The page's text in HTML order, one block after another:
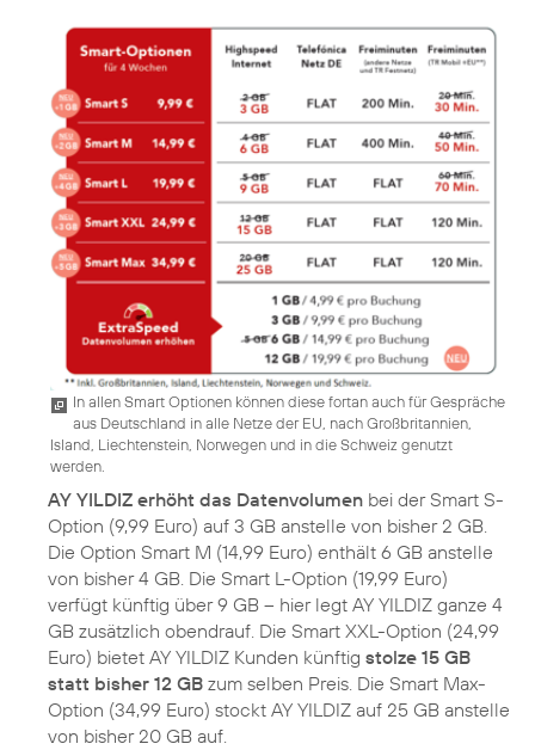
In allen Smart Optionen können diese fortan auch für Gespräche
aus Deutschland in alle Netze der EU, nach Großbritannien,
Island, Liechtenstein, Norwegen und in die Schweiz genutzt
werden.
AY YILDIZ erhöht das Datenvolumen bei der Smart S-
Option (9,99 Euro) auf 3 GB anstelle von bisher 2 GB.
Die Option Smart M (14,99 Euro) enthält 6 GB anstelle
von bisher 4 GB. Die Smart L-Option (19,99 Euro)
verfügt künftig über 9 GB – hier legt AY YILDIZ ganze 4
GB zusätzlich obendrauf. Die Smart XXL-Option (24,99
Euro) bietet AY YILDIZ Kunden künftig stolze 15 GB
statt bisher 12 GB zum selben Preis. Die Smart Max-
Option (34,99 Euro) stockt AY YILDIZ auf 25 GB anstelle
von bisher 20 GB auf.